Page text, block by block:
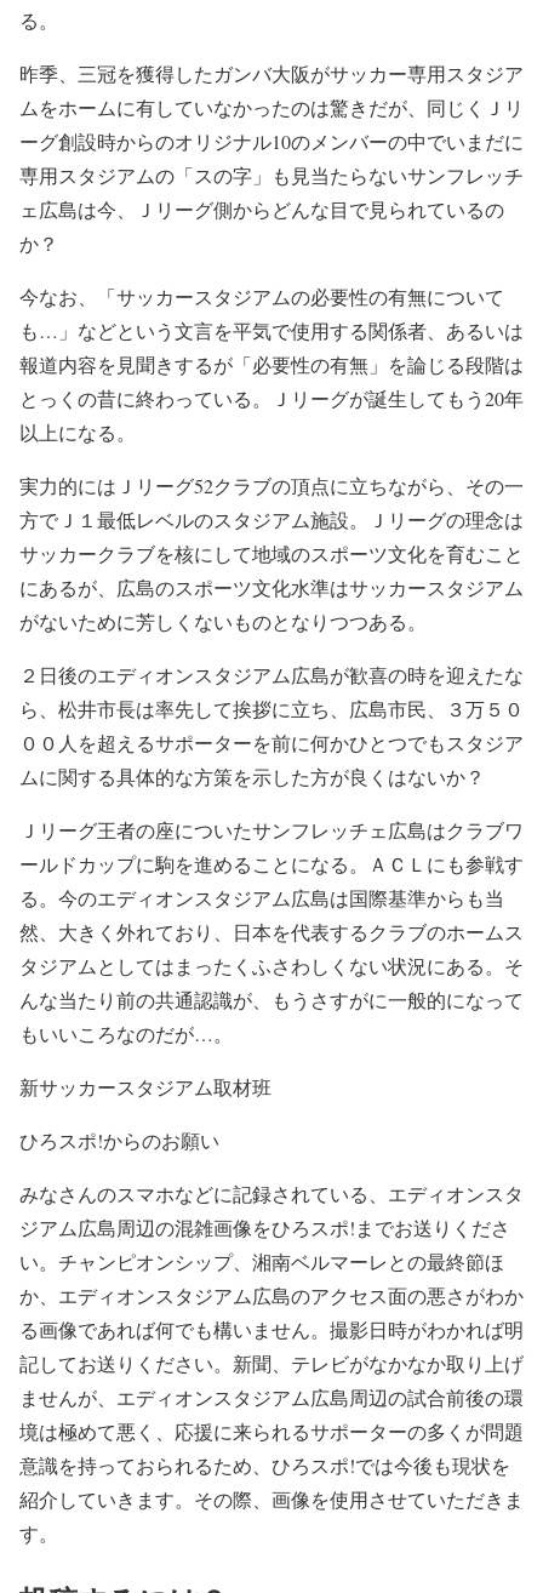
る。
昨季、三冠を獲得したガンバ大阪がサッカー専用スタジア
ムをホームに有していなかったのは驚きだが、同じくＪリ
ーグ創設時からのオリジナル10のメンバーの中でいまだに
専用スタジアムの「スの字」も見当たらないサンフレッチ
ェ広島は今、Ｊリーグ側からどんな目で見られているの
か？
今なお、「サッカースタジアムの必要性の有無について
も…」などという文言を平気で使用する関係者、あるいは
報道内容を見聞きするが「必要性の有無」を論じる段階は
とっくの昔に終わっている。Ｊリーグが誕生してもう20年
以上になる。
実力的にはＪリーグ52クラブの頂点に立ちながら、その一
方でＪ１最低レベルのスタジアム施設。Ｊリーグの理念は
サッカークラブを核にして地域のスポーツ文化を育むこと
にあるが、広島のスポーツ文化水準はサッカースタジアム
がないために芳しくないものとなりつつある。
２日後のエディオンスタジアム広島が歓喜の時を迎えたな
ら、松井市長は率先して挨拶に立ち、広島市民、３万５０
００人を超えるサポーターを前に何かひとつでもスタジア
ムに関する具体的な方策を示した方が良くはないか？
Ｊリーグ王者の座についたサンフレッチェ広島はクラブワ
ールドカップに駒を進めることになる。ＡＣＬにも参戦す
る。今のエディオンスタジアム広島は国際基準からも当
然、大きく外れており、日本を代表するクラブのホームス
タジアムとしてはまったくふさわしくない状況にある。そ
んな当たり前の共通認識が、もうさすがに一般的になって
もいいころなのだが…。
新サッカースタジアム取材班
ひろスポ!からのお願い
みなさんのスマホなどに記録されている、エディオンスタ
ジアム広島周辺の混雑画像をひろスポ!までお送りくださ
い。チャンピオンシップ、湘南ベルマーレとの最終節ほ
か、エディオンスタジアム広島のアクセス面の悪さがわか
る画像であれば何でも構いません。撮影日時がわかれば明
記してお送りください。新聞、テレビがなかなか取り上げ
ませんが、エディオンスタジアム広島周辺の試合前後の環
境は極めて悪く、応援に来られるサポーターの多くが問題
意識を持っておられるため、ひろスポ!では今後も現状を
紹介していきます。その際、画像を使用させていただきま
す。